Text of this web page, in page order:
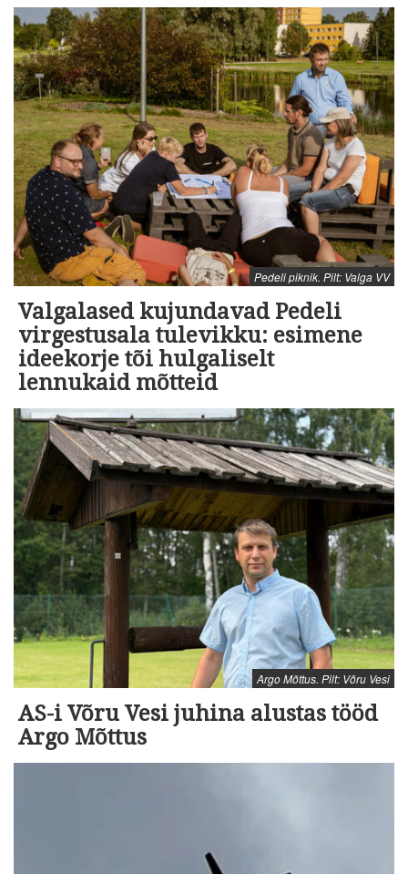
Pedeli piknik. Pilt: Valga VV
Valgalased kujundavad Pedeli
virgestusala tulevikku: esimene
ideekorje tõi hulgaliselt
lennukaid mõtteid
Argo Mõttus. Pilt: Võru Vesi
AS-i Võru Vesi juhina alustas tööd
Argo Mõttus